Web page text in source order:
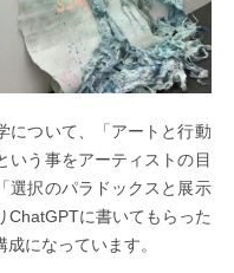
について、「アートと行動
いう事をアーティストの目
選択のパラドックスと展示
ChatGPTに書いてもらった
になっています。